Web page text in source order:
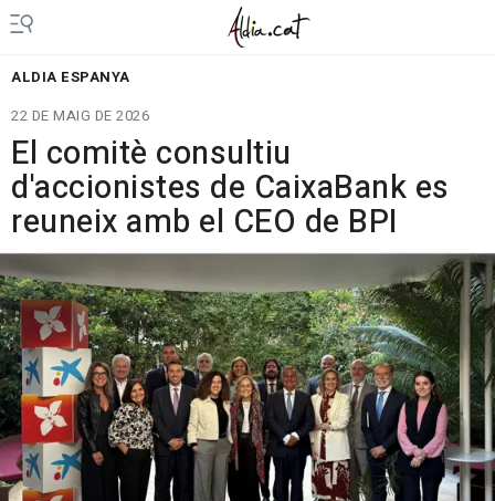
ALDIA ESPANYA
22 DE MAIG DE 2026
El comitè consultiu
d'accionistes de CaixaBank es
reuneix amb el CEO de BPI